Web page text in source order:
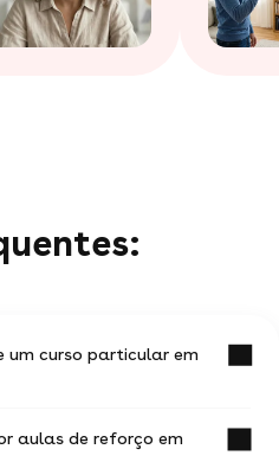
curso particular em
particular em Ilhota
aulas de reforço em